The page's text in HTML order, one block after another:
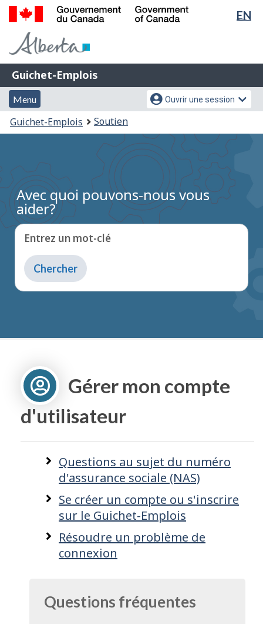
Passer
Passer
EN
Gouvernement
du
Government
of
Canada
Guichet-
Emplois
Guichet-Emplois
Menu
et
recherche
Menu
Menu
des
paramètres
compte
Ouvrir une session
Vous
êtes
:
Guichet-Emplois Soutien
Avec quoi pouvons-nous vous
aider?
Entrez un mot-clé
Entrez
du
texte
Gérer mon compte
d'utilisateur
Questions au sujet du numéro
d'assurance sociale (NAS)
Se créer un compte ou s'inscrire
sur le Guichet-Emplois
Résoudre un problème de
connexion
Questions fréquentes